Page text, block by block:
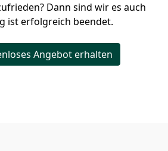
Dann sind wir es auch
ist erfolgreich beendet.
Angebot erhalten